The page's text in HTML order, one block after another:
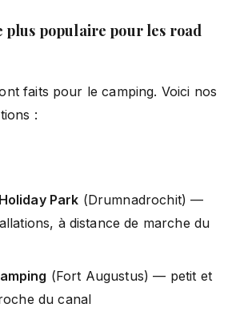
plus populaire pour les road
faits pour le camping. Voici nos
:
Park (Drumnadrochit) —
à distance de marche du
(Fort Augustus) — petit et
du canal